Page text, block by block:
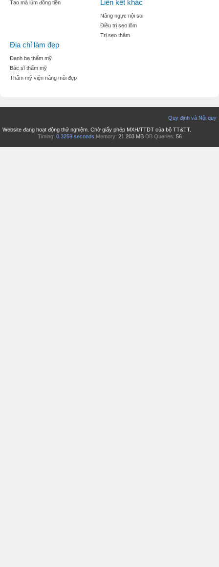
Tạo mà lúm đồng tiền
Liên kết khác
Nâng ngực nội soi
Điều trị sẹo lõm
Trị sẹo thâm
Địa chỉ làm đẹp
Danh bạ thẩm mỹ
Bác sĩ thẩm mỹ
Thẩm mỹ viện nâng mũi đẹp
Quy định và Nội quy
Website đang hoạt động thử nghiệm. Chờ giấy phép MXH/TTDT của bộ TT&TT.
Timing: 0.3259 seconds Memory: 21.203 MB DB Queries: 56